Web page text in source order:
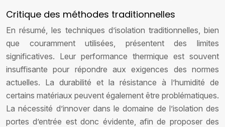
Critique des méthodes traditionnelles
En résumé, les techniques d’isolation traditionnelles, bien
que couramment utilisées, présentent des limites
significatives. Leur performance thermique est souvent
insuffisante pour répondre aux exigences des normes
actuelles. La durabilité et la résistance à l’humidité de
certains matériaux peuvent également être problématiques.
La nécessité d’innover dans le domaine de l’isolation des
portes d’entrée est donc évidente, afin de proposer des